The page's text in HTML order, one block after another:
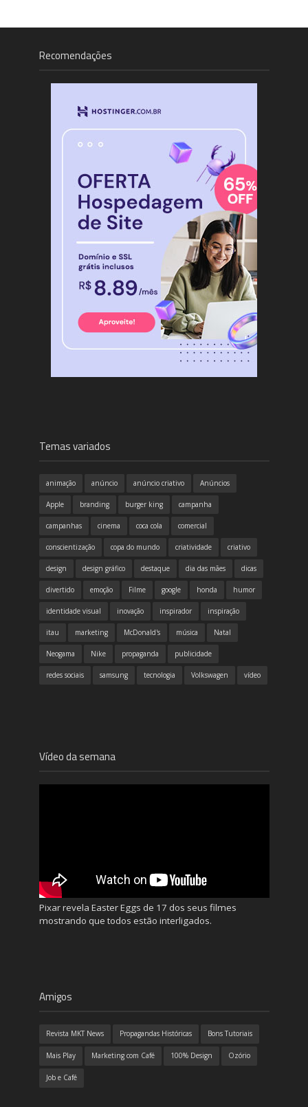
Recomendações
Temas variados
animação anúncio anúncio criativo Anúncios
Apple branding burger king campanha
campanhas cinema coca cola comercial
conscientização copa do mundo criatividade criativo
design design gráfico destaque dia das mães dicas
divertido emoção Filme google honda humor
identidade visual inovação inspirador inspiração
itau marketing McDonald's música Natal
Neogama Nike propaganda publicidade
redes sociais samsung tecnologia Volkswagen vídeo
Vídeo da semana
Pixar revela Easter Eggs de 17 dos seus filmes
mostrando que todos estão interligados.
Amigos
Revista MKT News Propagandas Históricas Bons Tutoriais
Mais Play Marketing com Café 100% Design Ozório
Job e Café